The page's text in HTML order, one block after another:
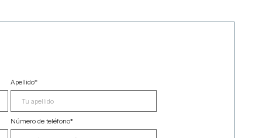
Apellido*
Número de teléfono*